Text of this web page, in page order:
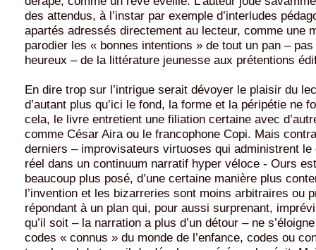
des attendus, à l’instar par exemple d’interludes
apartés adressés directement au lecteur, comme une
parodier les « bonnes intentions » de tout un pan –
heureux – de la littérature jeunesse aux prétentions
En dire trop sur l’intrigue serait dévoyer le plaisir du
d’autant plus qu’ici le fond, la forme et la péripétie ne
cela, le livre entretient une filiation certaine avec
comme César Aira ou le francophone Copi. Mais
derniers – improvisateurs virtuoses qui administrent le
réel dans un continuum narratif hyper véloce - Ours
beaucoup plus posé, d’une certaine manière plus
l’invention et les bizarreries sont moins arbitraires ou
répondant à un plan qui, pour aussi surprenant,
qu’il soit – la narration a plus d’un détour – ne
codes « connus » du monde de l’enfance, codes ou